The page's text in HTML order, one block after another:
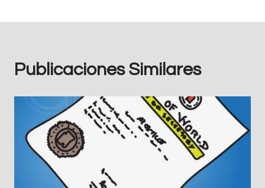
Publicaciones Similares